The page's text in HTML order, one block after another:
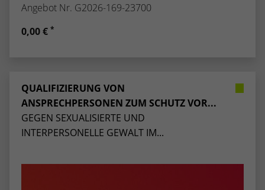
Angebot Nr. G2026-169-23700
0,00 € *
QUALIFIZIERUNG VON
ANSPRECHPERSONEN ZUM SCHUTZ VOR...
GEGEN SEXUALISIERTE UND
INTERPERSONELLE GEWALT IM...